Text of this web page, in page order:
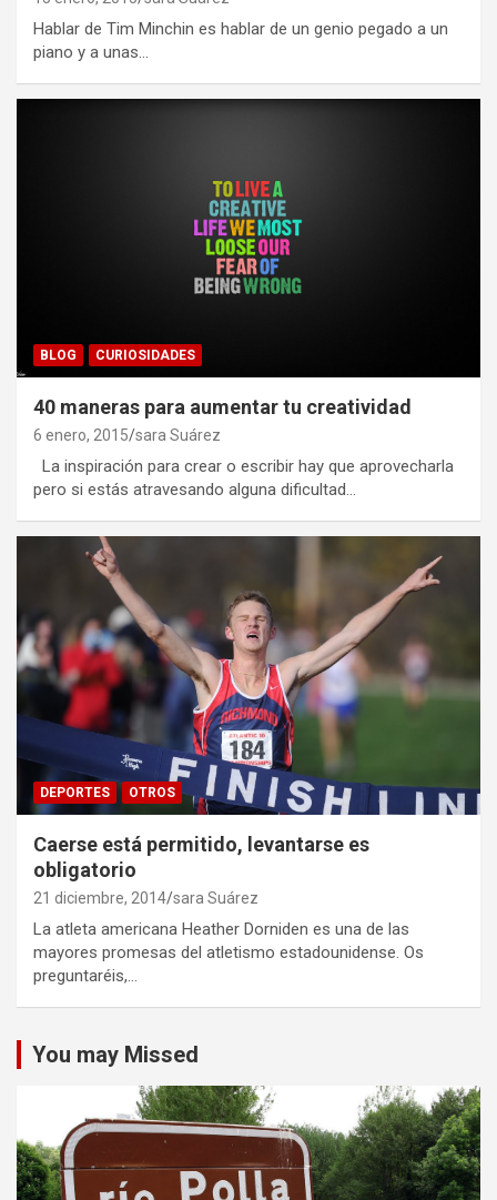
Hablar de Tim Minchin es hablar de un genio pegado a un
piano y a unas…
BLOG CURIOSIDADES
40 maneras para aumentar tu creatividad
6 enero, 2015 sara Suárez
La inspiración para crear o escribir hay que aprovecharla
pero si estás atravesando alguna dificultad…
DEPORTES OTROS
Caerse está permitido, levantarse es
obligatorio
21 diciembre, 2014 sara Suárez
La atleta americana Heather Dorniden es una de las
mayores promesas del atletismo estadounidense. Os
preguntaréis,…
You may Missed